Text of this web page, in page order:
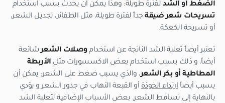
الضغط أو الشد لفترة طويلة: وهذا يمكن أن يحدث بسبب استخدام
تسريحات شعر ضيقة جداً لفترة طويلة، مثل الظفائر، تجديل الشعر،
أو تسريحة الكعكة.
تعتبر أيضاُ ثعلبة الشد الناتجة عن استخدام وصلات الشعرشائعة
أيضاُ، و ذلك بسبب استخدام بعض الاكسسورات مثل الأربطة
المطاطية أو بكر الشعر، والذي يسبب ضغط على الشعر: يمكن أن
يسبب أيضاً ارتداء الخوذةأو القبعة التهاب في جذور الشعر و يؤدي
بالنهاية إلى تساقط الشعر. بعض الأسباب الإضافية لثعلبة الشد